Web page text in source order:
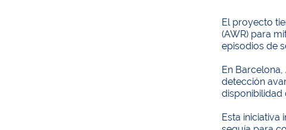
El proyecto
(AWR) para
episodios de
En
detección
disponibilidad
Esta iniciativa